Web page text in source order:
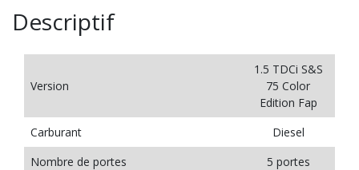
Descriptif
Version
1.5 TDCi S&S
75 Color
Edition Fap
Carburant
Diesel
Nombre de portes
5 portes